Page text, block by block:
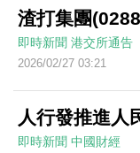
渣打集團
即時新聞 港交所通告
2026/02/27 03:21
人行發推進人
即時新聞 中國財經